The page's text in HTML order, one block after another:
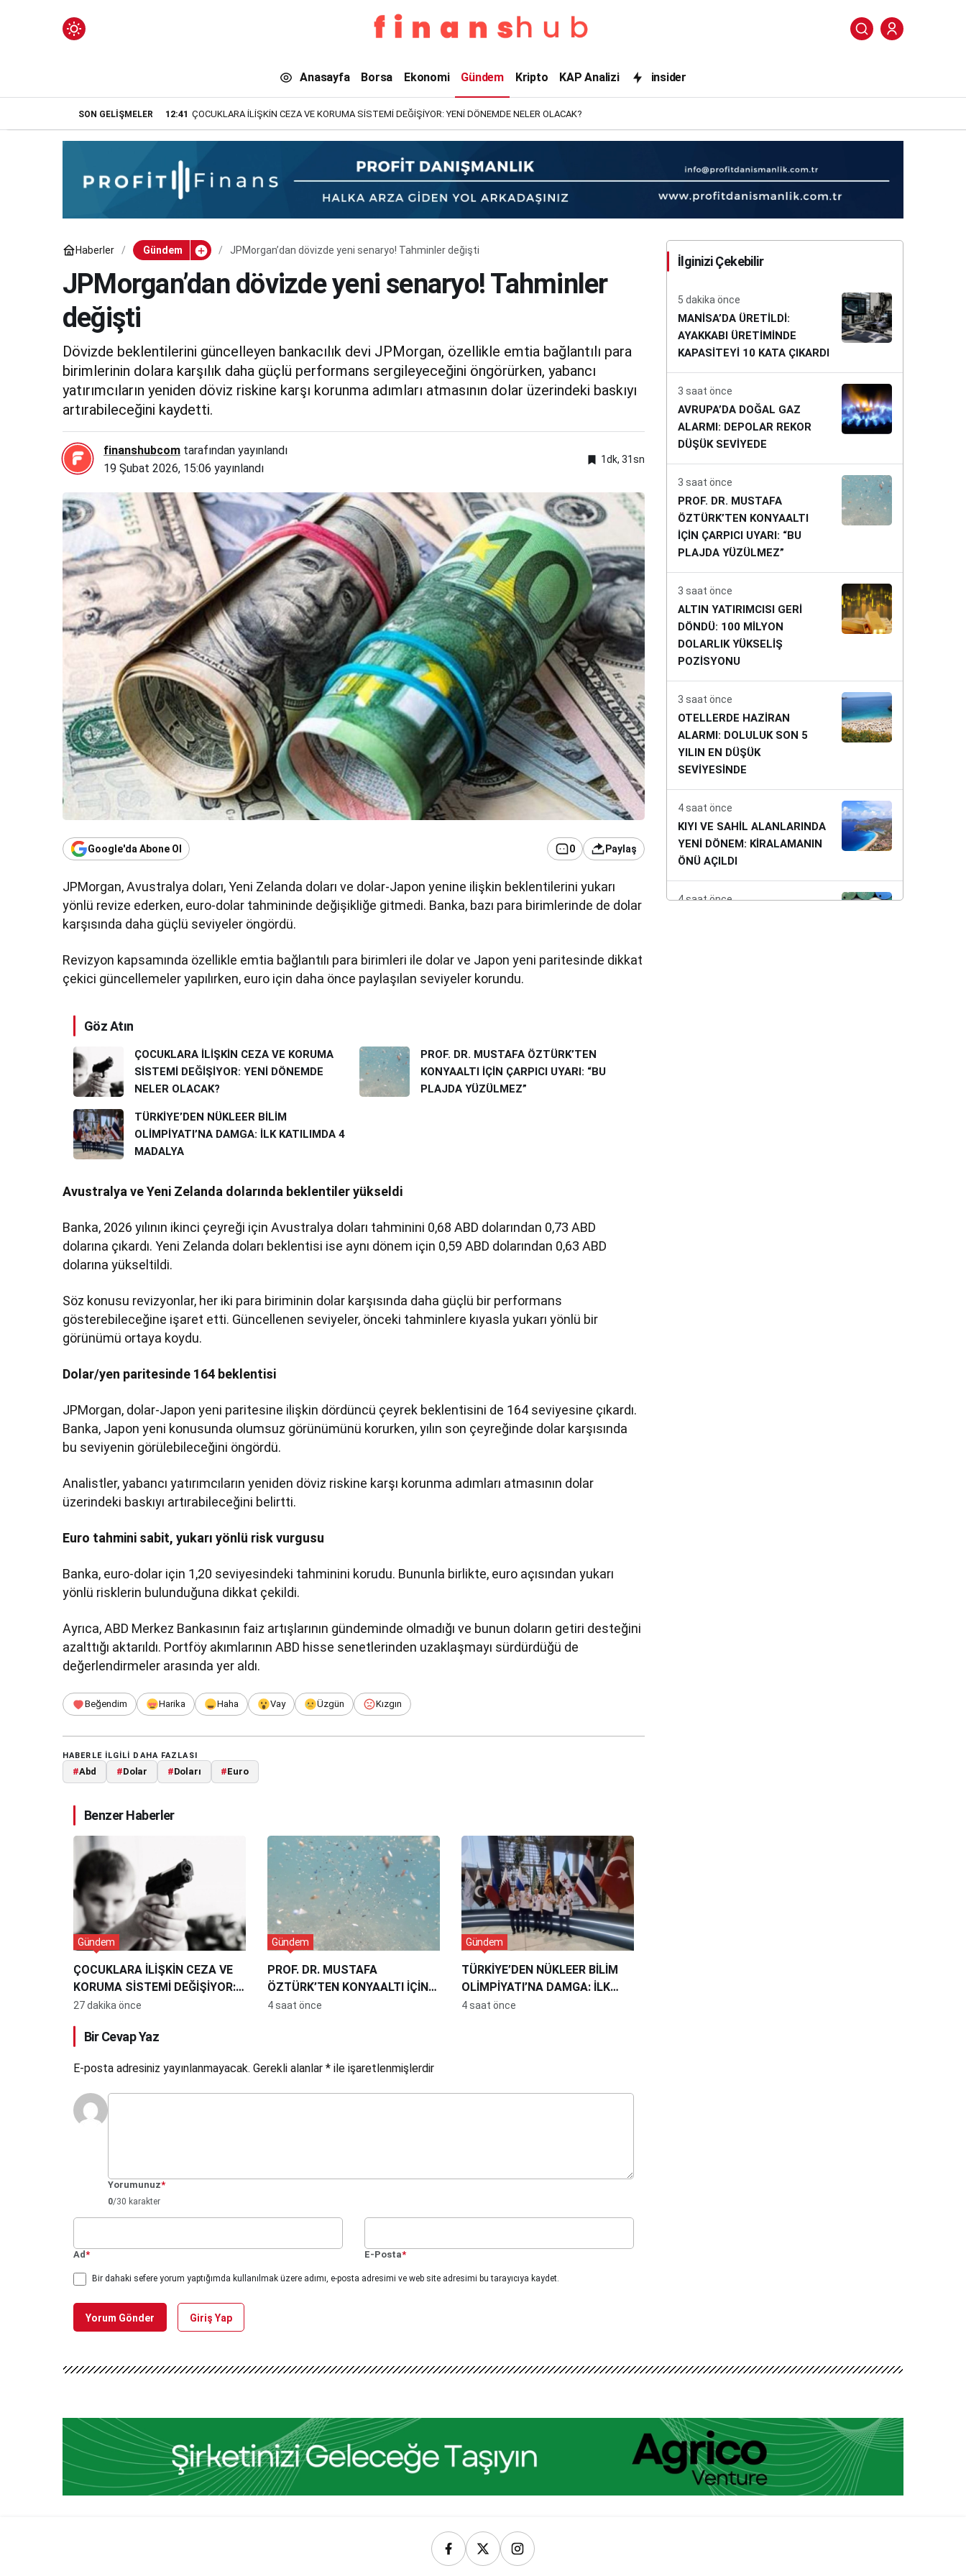
Mod
Anasayfa Borsa Ekonomi Gündem Kripto KAP Analizi insider
SON GELIŞMELER 12:41 ÇOCUKLARA İLİŞKİN CEZA VE KORUMA SİSTEMİ DEĞİŞİYOR: YENİ DÖNEMDE NELER OLACAK?
Haberler Gündem JPMorgan’dan dövizde yeni senaryo! Tahminler değişti
JPMorgan’dan dövizde yeni senaryo! Tahminler
değişti
Dövizde beklentilerini güncelleyen bankacılık devi JPMorgan, özellikle emtia bağlantılı para
birimlerinin dolara karşılık daha güçlü performans sergileyeceğini öngörürken, yabancı
yatırımcıların yeniden döviz riskine karşı korunma adımları atmasının dolar üzerindeki baskıyı
artırabileceğini kaydetti.
finanshubcom tarafından yayınlandı
19 Şubat 2026, 15:06 yayınlandı
1dk, 31sn
Google'da Abone Ol 0 Paylaş
JPMorgan, Avustralya doları, Yeni Zelanda doları ve dolar-Japon yenine ilişkin beklentilerini yukarı
yönlü revize ederken, euro-dolar tahmininde değişikliğe gitmedi. Banka, bazı para birimlerinde de dolar
karşısında daha güçlü seviyeler öngördü.
Revizyon kapsamında özellikle emtia bağlantılı para birimleri ile dolar ve Japon yeni paritesinde dikkat
çekici güncellemeler yapılırken, euro için daha önce paylaşılan seviyeler korundu.
Göz Atın
ÇOCUKLARA İLİŞKİN CEZA VE KORUMA
SİSTEMİ DEĞİŞİYOR: YENİ DÖNEMDE
NELER OLACAK?
PROF. DR. MUSTAFA ÖZTÜRK’TEN
KONYAALTI İÇİN ÇARPICI UYARI: “BU
PLAJDA YÜZÜLMEZ”
TÜRKİYE’DEN NÜKLEER BİLİM
OLİMPİYATI’NA DAMGA: İLK KATILIMDA 4
MADALYA
Avustralya ve Yeni Zelanda dolarında beklentiler yükseldi
Banka, 2026 yılının ikinci çeyreği için Avustralya doları tahminini 0,68 ABD dolarından 0,73 ABD
dolarına çıkardı. Yeni Zelanda doları beklentisi ise aynı dönem için 0,59 ABD dolarından 0,63 ABD
dolarına yükseltildi.
Söz konusu revizyonlar, her iki para biriminin dolar karşısında daha güçlü bir performans
gösterebileceğine işaret etti. Güncellenen seviyeler, önceki tahminlere kıyasla yukarı yönlü bir
görünümü ortaya koydu.
Dolar/yen paritesinde 164 beklentisi
JPMorgan, dolar-Japon yeni paritesine ilişkin dördüncü çeyrek beklentisini de 164 seviyesine çıkardı.
Banka, Japon yeni konusunda olumsuz görünümünü korurken, yılın son çeyreğinde dolar karşısında
bu seviyenin görülebileceğini öngördü.
Analistler, yabancı yatırımcıların yeniden döviz riskine karşı korunma adımları atmasının dolar
üzerindeki baskıyı artırabileceğini belirtti.
Euro tahmini sabit, yukarı yönlü risk vurgusu
Banka, euro-dolar için 1,20 seviyesindeki tahminini korudu. Bununla birlikte, euro açısından yukarı
yönlü risklerin bulunduğuna dikkat çekildi.
Ayrıca, ABD Merkez Bankasının faiz artışlarının gündeminde olmadığı ve bunun doların getiri desteğini
azalttığı aktarıldı. Portföy akımlarının ABD hisse senetlerinden uzaklaşmayı sürdürdüğü de
değerlendirmeler arasında yer aldı.
Beğendim Harika Haha Vay Üzgün Kızgın
HABERLE ILGILI DAHA FAZLASI
#Abd #Dolar #Doları #Euro
Benzer Haberler
ÇOCUKLARA İLİŞKİN CEZA VE
KORUMA SİSTEMİ DEĞİŞİYOR:
YENİ DÖNEMDE NELER
Gündem
27 dakika önce
PROF. DR. MUSTAFA
ÖZTÜRK’TEN KONYAALTI İÇİN
ÇARPICI UYARI: “BU PLAJDA
Gündem
4 saat önce
TÜRKİYE’DEN NÜKLEER BİLİM
OLİMPİYATI’NA DAMGA: İLK
KATILIMDA 4 MADALYA
Gündem
4 saat önce
Bir Cevap Yaz
E-posta adresiniz yayınlanmayacak. Gerekli alanlar * ile işaretlenmişlerdir
Yorumunuz*
0/30 karakter
Ad* E-Posta*
Bir dahaki sefere yorum yaptığımda kullanılmak üzere adımı, e-posta adresimi ve web site adresimi bu tarayıcıya kaydet.
Yorum Gönder Giriş Yap
İlginizi Çekebilir
5 dakika önce
MANİSA’DA ÜRETİLDİ:
AYAKKABI ÜRETİMİNDE
KAPASİTEYİ 10 KATA ÇIKARDI
3 saat önce
AVRUPA’DA DOĞAL GAZ
ALARMI: DEPOLAR REKOR
DÜŞÜK SEVİYEDE
3 saat önce
PROF. DR. MUSTAFA
ÖZTÜRK’TEN KONYAALTI
İÇİN ÇARPICI UYARI: “BU
PLAJDA YÜZÜLMEZ”
3 saat önce
ALTIN YATIRIMCISI GERİ
DÖNDÜ: 100 MİLYON
DOLARLIK YÜKSELİŞ
POZİSYONU
3 saat önce
OTELLERDE HAZİRAN
ALARMI: DOLULUK SON 5
YILIN EN DÜŞÜK
SEVİYESİNDE
4 saat önce
KIYI VE SAHİL ALANLARINDA
YENİ DÖNEM: KİRALAMANIN
ÖNÜ AÇILDI
4 saat önce